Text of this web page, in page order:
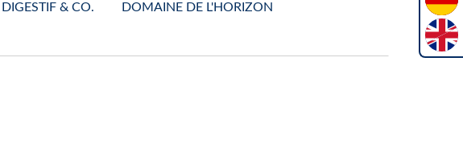
DIGESTIF & CO. DOMAINE DE L'HORIZON